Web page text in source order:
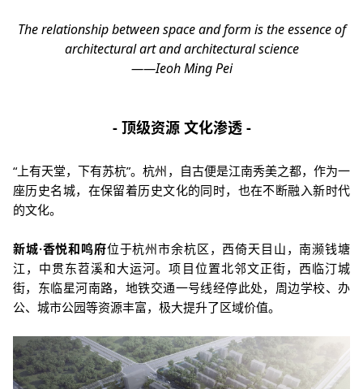
The relationship between space and form is the essence of
architectural art and architectural science
——Ieoh Ming Pei
- 顶级资源 文化渗透 -
“上有天堂，下有苏杭”。杭州，自古便是江南秀美之都， 作为一
座历史名城，在保留着历史文化的同时，也在不断融入新时代
的文化。
新城·香悦和鸣府位于杭州市余杭区，西倚天目山，南濒钱塘
江，中贯东苕溪和大运河。项目位置北邻文正街，西临汀城
街，东临星河南路，地铁交通一号线经停此处，周边学校、办
公、城市公园等资源丰富，极大提升了区域价值。